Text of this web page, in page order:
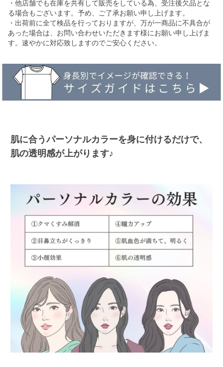
・他店舗でも在庫を共有して販売をしている為、受注後欠品とな
る場合もございます。予め、ご了承お願い申し上げます。
・出荷前に全て検品を行っておりますが、万が一商品に不具合が
あった場合は、お問い合わせいただきます様にお願い申し上げま
す。速やかに対応致しますのでご安心ください。
肌に合うパーソナルカラーを身に付けるだけで、
肌の透明感が上がります♪